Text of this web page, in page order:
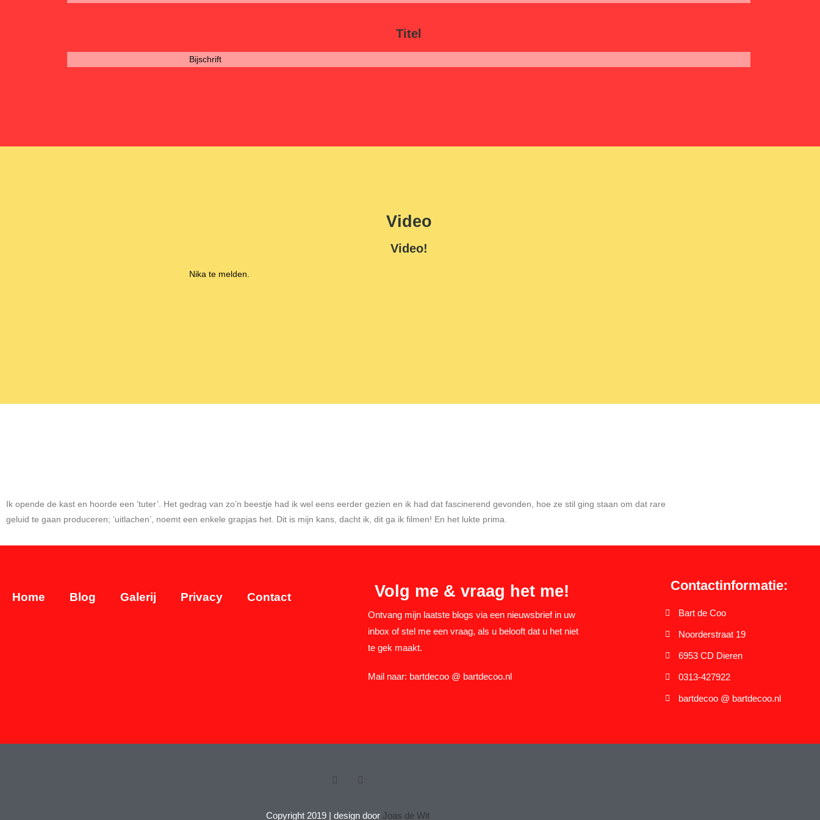
Titel
Bijschrift
Video
Video!
Nika te melden.
Ik opende de kast en hoorde een ’tuter’. Het gedrag van zo’n beestje had ik wel eens eerder gezien en ik had dat fascinerend gevonden, hoe ze stil ging staan om dat rare
geluid te gaan produceren; ‘uitlachen’, noemt een enkele grapjas het. Dit is mijn kans, dacht ik, dit ga ik filmen! En het lukte prima.
Home Blog Galerij Privacy Contact Volg me & vraag het me!
Ontvang mijn laatste blogs via een nieuwsbrief in uw
inbox of stel me een vraag, als u belooft dat u het niet
te gek maakt.
Mail naar: bartdecoo @ bartdecoo.nl
Contactinformatie:
Bart de Coo
Noorderstraat 19
6953 CD Dieren
0313-427922
bartdecoo @ bartdecoo.nl
Copyright 2019 | design door Joas de Wit